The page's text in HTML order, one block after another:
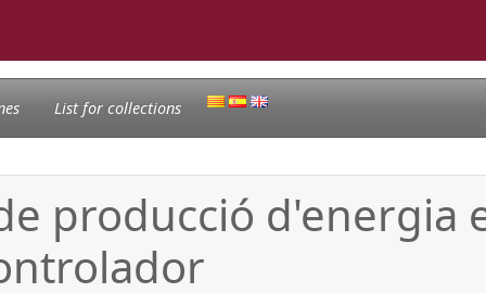
List for collections
producció d'energia